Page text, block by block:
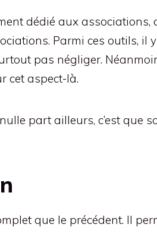
dédié aux
Parmi ces outils, il
pas négliger.
cet aspect-là.
part ailleurs, c’est que
que le précédent. Il